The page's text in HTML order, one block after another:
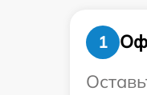
1